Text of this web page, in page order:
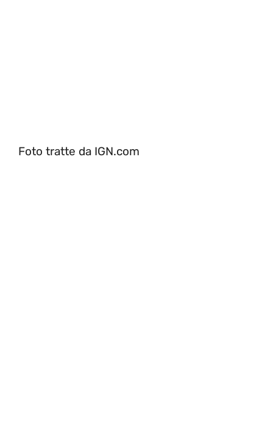
Foto tratte da IGN.com